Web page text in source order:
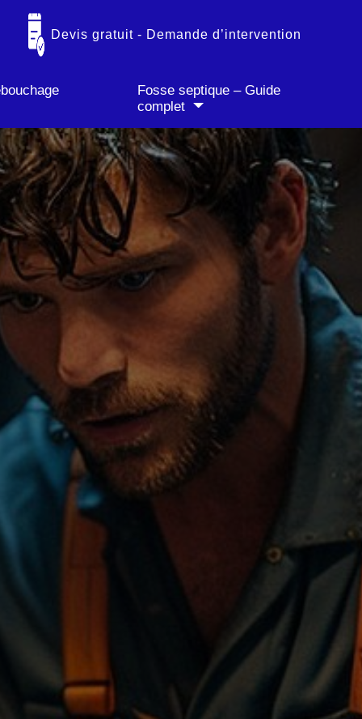
Devis gratuit - Demande d’intervention
Fosse septique – Guide
complet
✓ Paiement CB accepté